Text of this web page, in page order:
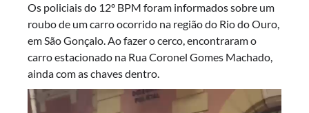
Os policiais do 12º BPM foram informados sobre um
roubo de um carro ocorrido na região do Rio do Ouro,
em São Gonçalo. Ao fazer o cerco, encontraram o
carro estacionado na Rua Coronel Gomes Machado,
ainda com as chaves dentro.